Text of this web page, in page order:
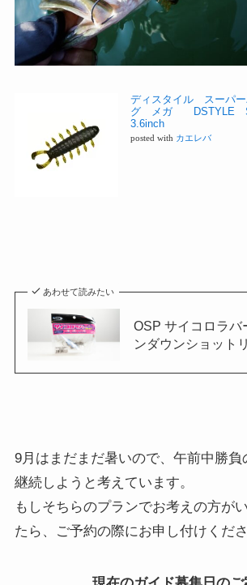
ディスタイル スーパー
グ メガ DSTYLE
3.6inch
posted with カエレバ
あわせて読みたい
OSP サイコロラバ
ンダウンショット
9月はまだまだ暑いので、午前中勝負
継続しようと考えています。
もしそちらのプランでお考えの方が
たら、ご予約の際にお申し付けくださ